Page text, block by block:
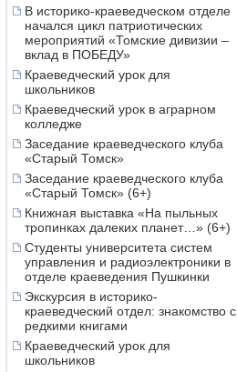
В историко-краеведческом отделе
начался цикл патриотических
мероприятий «Томские дивизии –
вклад в ПОБЕДУ»
Краеведческий урок для
школьников
Краеведческий урок в аграрном
колледже
Заседание краеведческого клуба
«Старый Томск»
Заседание краеведческого клуба
«Старый Томск» (6+)
Книжная выставка «На пыльных
тропинках далеких планет…» (6+)
Студенты университета систем
управления и радиоэлектроники в
отделе краеведения Пушкинки
Экскурсия в историко-
краеведческий отдел: знакомство с
редкими книгами
Краеведческий урок для
школьников